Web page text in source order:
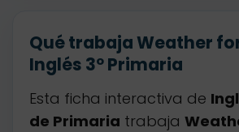
Qué trabaja Weather
Inglés 3º Primaria
Esta ficha interactiva de
de Primaria trabaja